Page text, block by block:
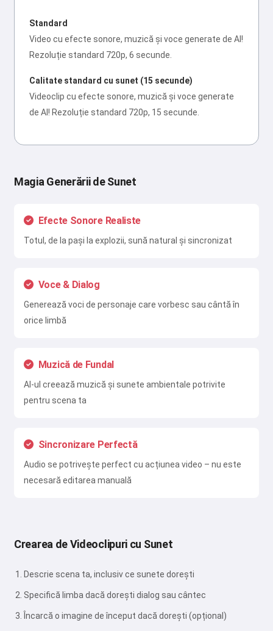
Standard
Video cu efecte sonore, muzică și voce generate de AI!
Rezoluție standard 720p, 6 secunde.
Calitate standard cu sunet (15 secunde)
Videoclip cu efecte sonore, muzică și voce generate
de AI! Rezoluție standard 720p, 15 secunde.
Magia Generării de Sunet
Efecte Sonore Realiste
Totul, de la pași la explozii, sună natural și sincronizat
Voce & Dialog
Generează voci de personaje care vorbesc sau cântă în
orice limbă
Muzică de Fundal
AI-ul creează muzică și sunete ambientale potrivite
pentru scena ta
Sincronizare Perfectă
Audio se potrivește perfect cu acțiunea video – nu este
necesară editarea manuală
Crearea de Videoclipuri cu Sunet
Descrie scena ta, inclusiv ce sunete dorești
Specifică limba dacă dorești dialog sau cântec
Încarcă o imagine de început dacă dorești (opțional)